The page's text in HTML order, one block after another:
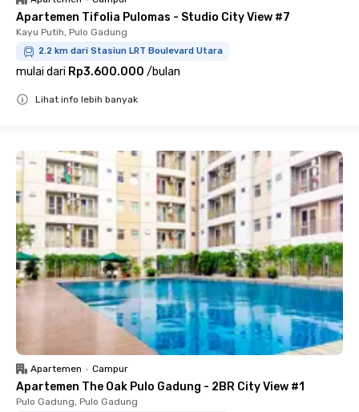
Apartemen Tifolia Pulomas - Studio City View #7
Kayu Putih, Pulo Gadung
2.2 km dari Stasiun LRT Boulevard Utara
mulai dari Rp3.600.000 /bulan
Lihat info lebih banyak
Apartemen • Campur
Apartemen The Oak Pulo Gadung - 2BR City View #1
Pulo Gadung, Pulo Gadung